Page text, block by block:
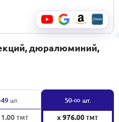
дюралюминий,
шт.
ТМТ
50-∞ шт.
x 976.00ТМТ